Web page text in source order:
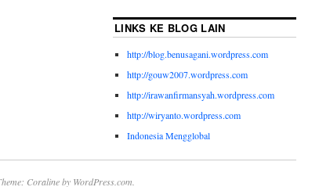
LINKS KE BLOG LAIN
http://blog.benusagani.wordpress.com
http://gouw2007.wordpress.com
http://irawanfirmansyah.wordpress.com
http://wiryanto.wordpress.com
Indonesia Mengglobal
Coraline by WordPress.com